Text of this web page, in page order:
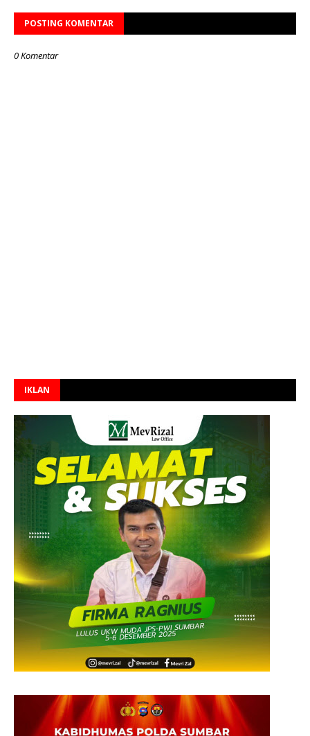
POSTING KOMENTAR
0 Komentar
IKLAN